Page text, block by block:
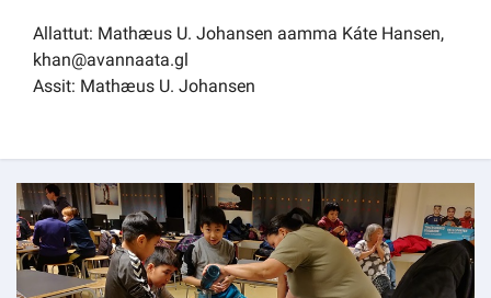
Allattut: Mathæus U. Johansen aamma Káte Hansen,
khan@avannaata.gl
Assit: Mathæus U. Johansen